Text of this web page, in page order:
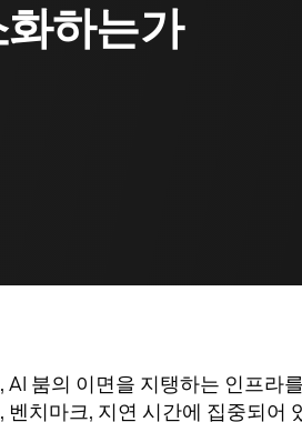
하는가
붐의 이면을 지탱하는 인프라
치마크, 지연 시간에 집중되어